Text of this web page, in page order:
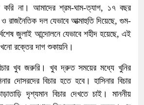
করি না। আমাদের শ্রম-ঘাম-ত্যাগ, ১৭ বছর
ও রাজনৈতিক দল যেভাবে আত্মাহুতি দিয়েছে, গুম-
জুলাই আন্দোলনে যেভাবে শহীদ হয়েছে, এই
রক্তের দাগ শুকায়নি।
খুব জরুরি। খুব দ্রুত সময়ের মধ্যে খুনির
দোসরদের বিচার হতে হবে। হাসিনার বিচার
দৃশ্যমান বিচার দেখতে চাই। মাননীয়